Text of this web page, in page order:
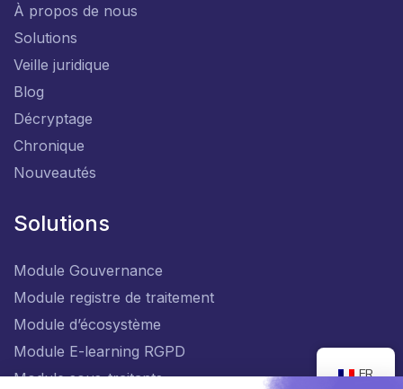
À propos de nous
Solutions
Veille juridique
Blog
Décryptage
Chronique
Nouveautés
Solutions
Module Gouvernance
Module registre de traitement
Module d’écosystème
Module E-learning RGPD
Module sous-traitants
FR